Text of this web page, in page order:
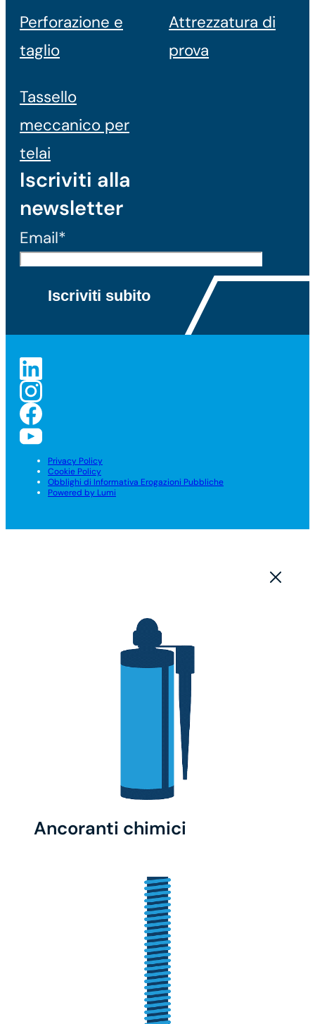
Perforazione e
taglio
Attrezzatura di
prova
Tassello
meccanico per
telai
Iscriviti alla
newsletter
Email*
Privacy Policy
Cookie Policy
Obblighi di Informativa Erogazioni Pubbliche
Powered by Lumi
Ancoranti chimici